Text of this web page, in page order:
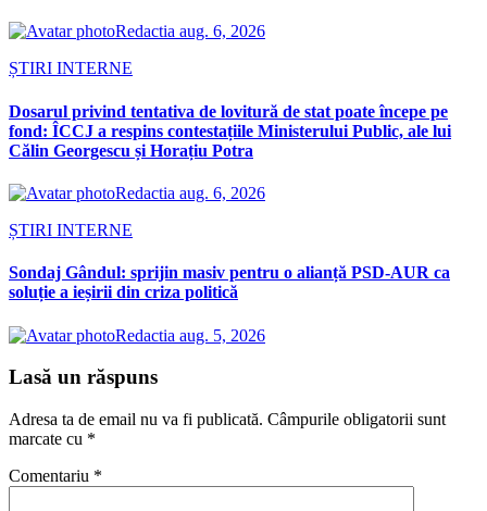
Redactia aug. 6, 2026
ȘTIRI INTERNE
Dosarul privind tentativa de lovitură de stat poate începe pe
fond: ÎCCJ a respins contestațiile Ministerului Public, ale lui
Călin Georgescu și Horațiu Potra
Redactia aug. 6, 2026
ȘTIRI INTERNE
Sondaj Gândul: sprijin masiv pentru o alianță PSD-AUR ca
soluție a ieșirii din criza politică
Redactia aug. 5, 2026
Lasă un răspuns
Adresa ta de email nu va fi publicată. Câmpurile obligatorii sunt
marcate cu *
Comentariu *